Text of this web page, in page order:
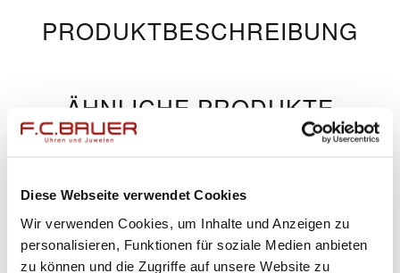
Diese Webseite verwendet Cookies
Wir verwenden Cookies, um Inhalte und Anzeigen zu
personalisieren, Funktionen für soziale Medien anbieten
zu können und die Zugriffe auf unsere Website zu
PRODUKT­­BESCHREIBUNG
ÄHNLICHE PRODUKTE